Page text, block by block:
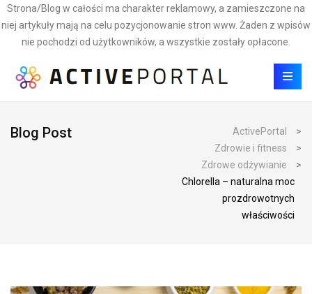
Strona/Blog w całości ma charakter reklamowy, a zamieszczone na
niej artykuły mają na celu pozycjonowanie stron www. Żaden z wpisów
nie pochodzi od użytkowników, a wszystkie zostały opłacone.
Blog Post ActivePortal
>
Zdrowie i fitness
>
Zdrowe odżywianie
>
Chlorella – naturalna moc
prozdrowotnych
właściwości